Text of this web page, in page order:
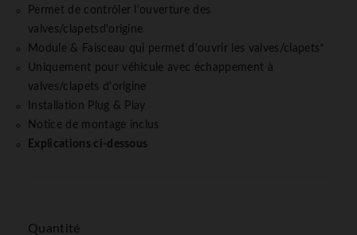
Permet de contrôler l'ouverture des
valves/clapetsd'origine
Module & Faisceau qui permet d'ouvrir les valves/clapets*
Uniquement pour véhicule avec échappement à
valves/clapets d'origine
Installation Plug & Play
Notice de montage inclus
Explications ci-dessous
Quantité